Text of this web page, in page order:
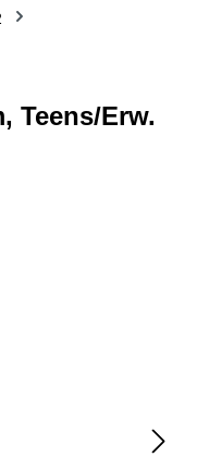
Teens/Erw.